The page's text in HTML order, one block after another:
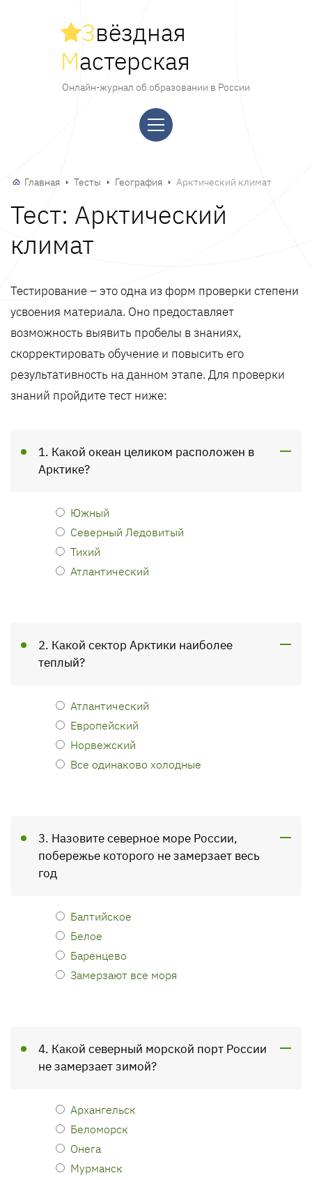
Звёздная
Мастерская
Онлайн-журнал об образовании в России
Главная Тесты География Арктический климат
Тест: Арктический
климат
Тестирование – это одна из форм проверки степени
усвоения материала. Оно предоставляет
возможность выявить пробелы в знаниях,
скорректировать обучение и повысить его
результативность на данном этапе. Для проверки
знаний пройдите тест ниже:
1. Какой океан целиком расположен в
Арктике?
Южный
Северный Ледовитый
Тихий
Атлантический
2. Какой сектор Арктики наиболее
теплый?
Атлантический
Европейский
Норвежский
Все одинаково холодные
3. Назовите северное море России,
побережье которого не замерзает весь
год
Балтийское
Белое
Баренцево
Замерзают все моря
4. Какой северный морской порт России
не замерзает зимой?
Архангельск
Беломорск
Онега
Мурманск